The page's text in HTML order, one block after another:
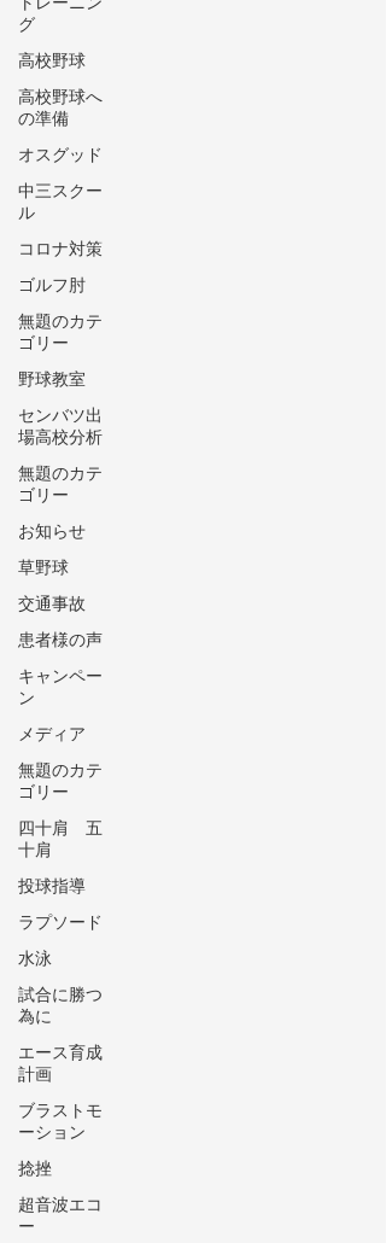
トレーニン
グ
高校野球
高校野球へ
の準備
オスグッド
中三スクー
ル
コロナ対策
ゴルフ肘
無題のカテ
ゴリー
野球教室
センバツ出
場高校分析
無題のカテ
ゴリー
お知らせ
草野球
交通事故
患者様の声
キャンペー
ン
メディア
無題のカテ
ゴリー
四十肩 五
十肩
投球指導
ラプソード
水泳
試合に勝つ
為に
エース育成
計画
ブラストモ
ーション
捻挫
超音波エコ
ー